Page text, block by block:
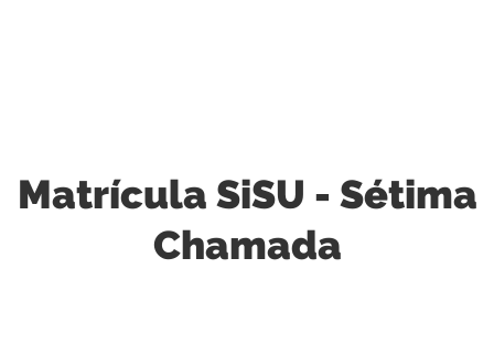
Matrícula SiSU - Sétima
Chamada